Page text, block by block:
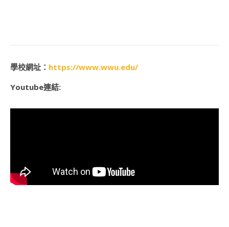
學校網址： https://www.wwu.edu/
Youtube連結: